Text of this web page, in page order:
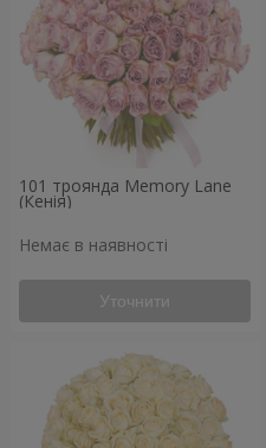
101 троянда Memory Lane
(Кенія)
Немає в наявності
Уточнити